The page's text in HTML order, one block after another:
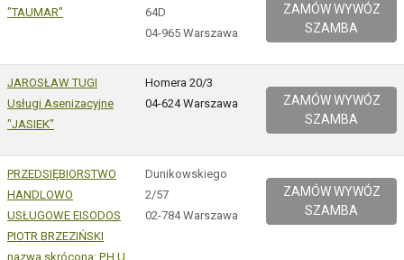
"TAUMAR"
64D
04-965 Warszawa
ZAMÓW WYWÓZ
SZAMBA
JAROSŁAW TUGI
Usługi Asenizacyjne
"JASIEK"
Homera 20/3
04-624 Warszawa
ZAMÓW WYWÓZ
SZAMBA
PRZEDSIĘBIORSTWO
HANDLOWO
USŁUGOWE EISODOS
PIOTR BRZEZIŃSKI
nazwa skrócona: P.H.U.
Dunikowskiego
2/57
02-784 Warszawa
ZAMÓW WYWÓZ
SZAMBA